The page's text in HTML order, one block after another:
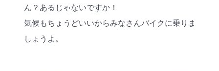
ん？あるじゃないですか！
気候もちょうどいいからみなさんバイクに乗りま
しょうよ。